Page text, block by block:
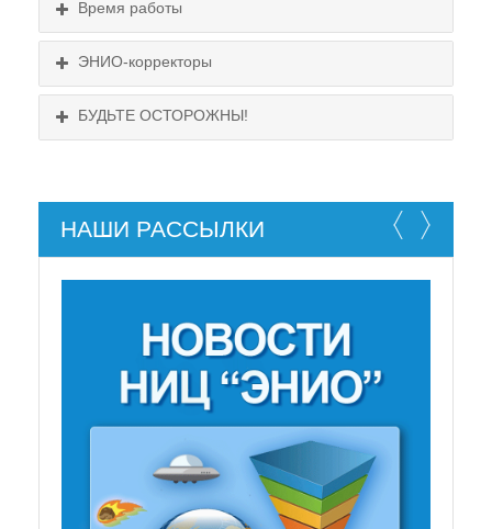
Выходные:
Время работы
ЭНИО-корректоры
БУДЬТЕ ОСТОРОЖНЫ!
НАШИ РАССЫЛКИ